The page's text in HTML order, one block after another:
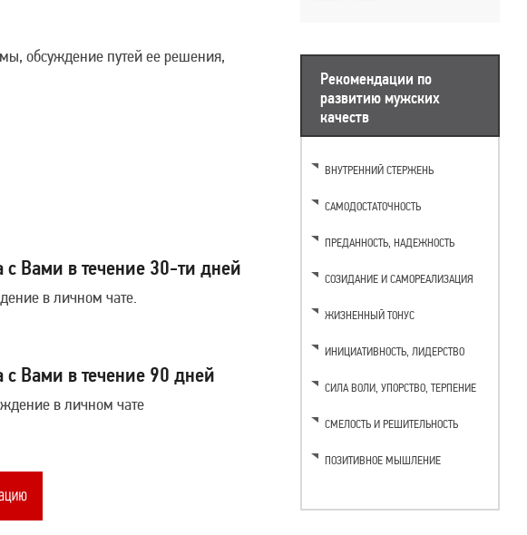
обсуждение путей ее решения,
Вами в течение 30-ти дней
в личном чате.
Вами в течение 90 дней
в личном чате
Рекомендации по
развитию мужских
качеств
ВНУТРЕННИЙ СТЕРЖЕНЬ
САМОДОСТАТОЧНОСТЬ
ПРЕДАННОСТЬ, НАДЕЖНОСТЬ
СОЗИДАНИЕ И САМОРЕАЛИЗАЦИЯ
ЖИЗНЕННЫЙ ТОНУС
ИНИЦИАТИВНОСТЬ, ЛИДЕРСТВО
CИЛА ВОЛИ, УПОРСТВО, ТЕРПЕНИЕ
CМЕЛОСТЬ И РЕШИТЕЛЬНОСТЬ
ПОЗИТИВНОЕ МЫШЛЕНИЕ